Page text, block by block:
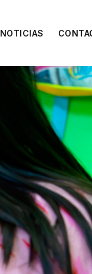
NOTICIAS